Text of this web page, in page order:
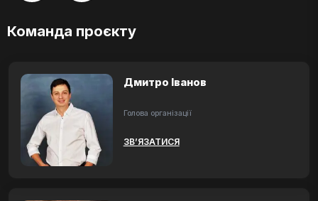
Команда проєкту
Дмитро Іванов
Голова організації
ЗВ’ЯЗАТИСЯ